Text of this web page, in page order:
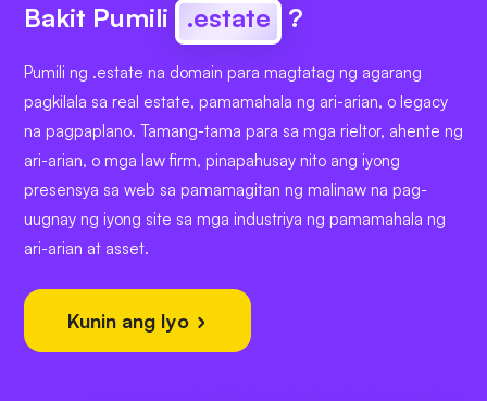
Bakit Pumili .estate ?
Pumili ng .estate na domain para magtatag ng agarang
pagkilala sa real estate, pamamahala ng ari-arian, o legacy
na pagpaplano. Tamang-tama para sa mga rieltor, ahente ng
ari-arian, o mga law firm, pinapahusay nito ang iyong
presensya sa web sa pamamagitan ng malinaw na pag-
uugnay ng iyong site sa mga industriya ng pamamahala ng
ari-arian at asset.
Kunin ang Iyo